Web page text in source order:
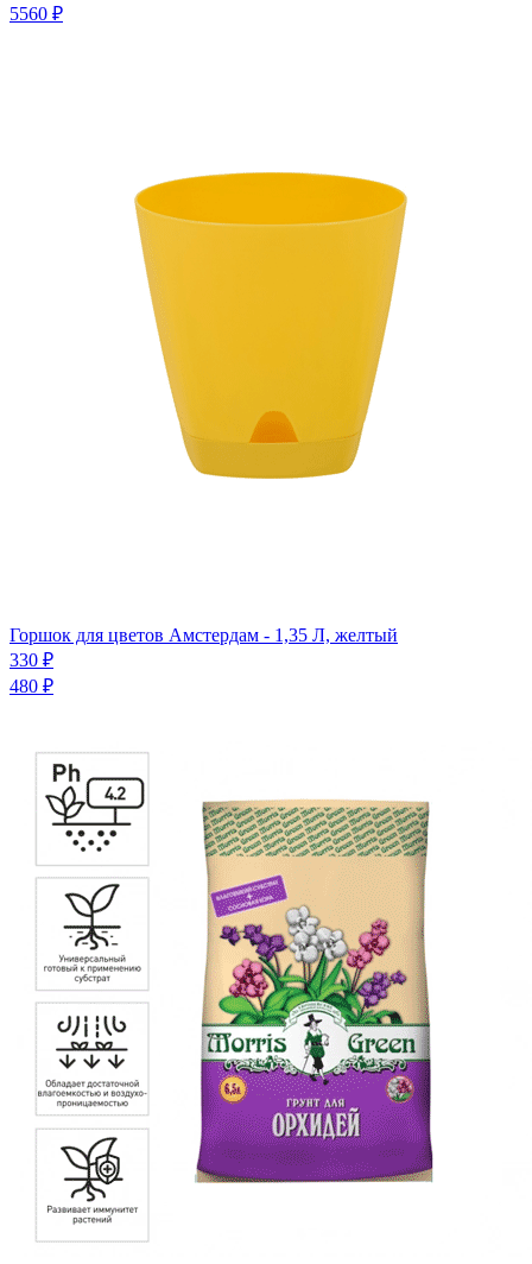
5560 ₽
Горшок для цветов Амстердам - 1,35 Л, желтый
330 ₽
480 ₽